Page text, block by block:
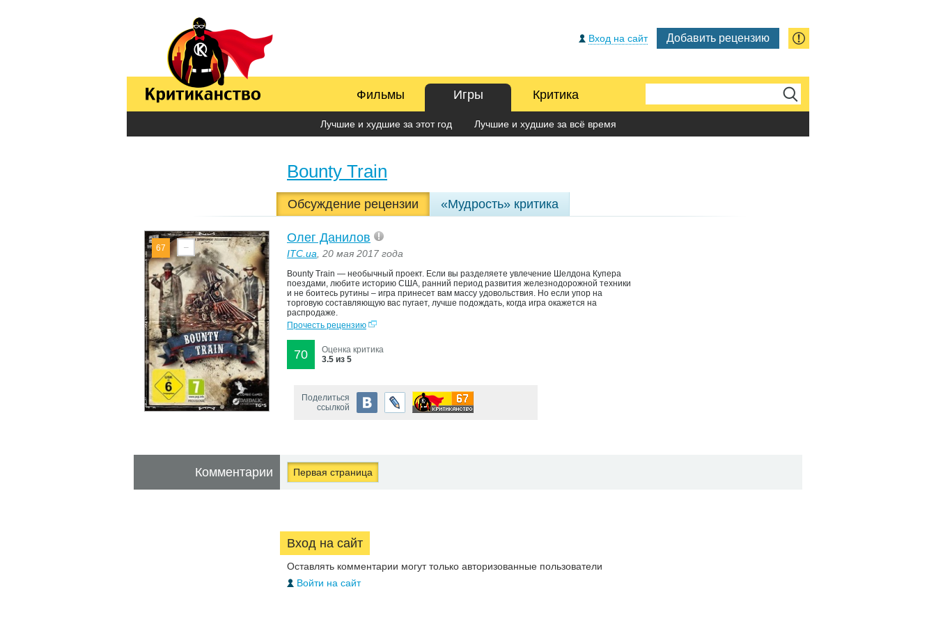
Вход на сайт Добавить рецензию
Фильмы Игры
Лучшие и худшие за этот год Лучшие и худшие за всё время
Критика
Bounty Train
Обсуждение рецензии «Мудрость» критика
67 –
Олег Данилов
ITC.ua , 20 мая 2017 года
Bounty Train — необычный проект. Если вы разделяете увлечение Шелдона Купера
поездами, любите историю США, ранний период развития железнодорожной техники
и не боитесь рутины – игра принесет вам массу удовольствия. Но если упор на
торговую составляющую вас пугает, лучше подождать, когда игра окажется на
распродаже.
Прочесть рецензию
70
Оценка критика
3.5 из 5
Поделиться
ссылкой
Комментарии Первая страница
Вход на сайт
Оставлять комментарии могут только авторизованные пользователи
Войти на сайт